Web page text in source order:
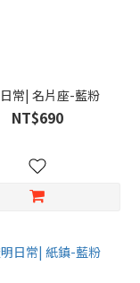
常| 名片座-藍粉
NT$690